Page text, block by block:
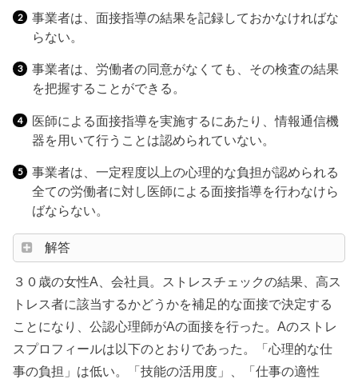
事業者は、面接指導の結果を記録しておかなければな
らない。
事業者は、労働者の同意がなくても、その検査の結果
を把握することができる。
医師による面接指導を実施するにあたり、情報通信機
器を用いて行うことは認められていない。
事業者は、一定程度以上の心理的な負担が認められる
全ての労働者に対し医師による面接指導を行わなけら
ばならない。
解答
３０歳の女性A、会社員。ストレスチェックの結果、高ス
トレス者に該当するかどうかを補足的な面接で決定する
ことになり、公認心理師がAの面接を行った。Aのストレ
スプロフィールは以下のとおりであった。「心理的な仕
事の負担」は低い。「技能の活用度」、「仕事の適性